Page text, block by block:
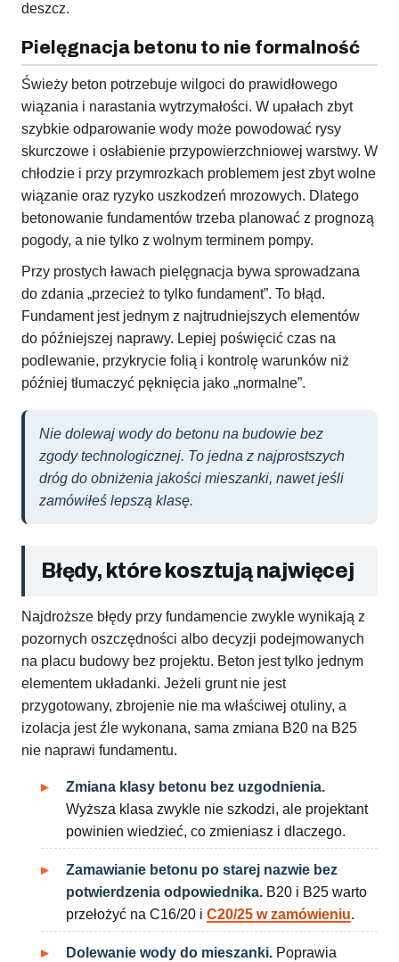
deszcz.
Pielęgnacja betonu to nie formalność
Świeży beton potrzebuje wilgoci do prawidłowego
wiązania i narastania wytrzymałości. W upałach zbyt
szybkie odparowanie wody może powodować rysy
skurczowe i osłabienie przypowierzchniowej warstwy. W
chłodzie i przy przymrozkach problemem jest zbyt wolne
wiązanie oraz ryzyko uszkodzeń mrozowych. Dlatego
betonowanie fundamentów trzeba planować z prognozą
pogody, a nie tylko z wolnym terminem pompy.
Przy prostych ławach pielęgnacja bywa sprowadzana
do zdania „przecież to tylko fundament”. To błąd.
Fundament jest jednym z najtrudniejszych elementów
do późniejszej naprawy. Lepiej poświęcić czas na
podlewanie, przykrycie folią i kontrolę warunków niż
później tłumaczyć pęknięcia jako „normalne”.
Nie dolewaj wody do betonu na budowie bez
zgody technologicznej. To jedna z najprostszych
dróg do obniżenia jakości mieszanki, nawet jeśli
zamówiłeś lepszą klasę.
Błędy, które kosztują najwięcej
Najdroższe błędy przy fundamencie zwykle wynikają z
pozornych oszczędności albo decyzji podejmowanych
na placu budowy bez projektu. Beton jest tylko jednym
elementem układanki. Jeżeli grunt nie jest
przygotowany, zbrojenie nie ma właściwej otuliny, a
izolacja jest źle wykonana, sama zmiana B20 na B25
nie naprawi fundamentu.
Zmiana klasy betonu bez uzgodnienia.
Wyższa klasa zwykle nie szkodzi, ale projektant
powinien wiedzieć, co zmieniasz i dlaczego.
Zamawianie betonu po starej nazwie bez
potwierdzenia odpowiednika. B20 i B25 warto
przełożyć na C16/20 i C20/25 w zamówieniu.
Dolewanie wody do mieszanki. Poprawia